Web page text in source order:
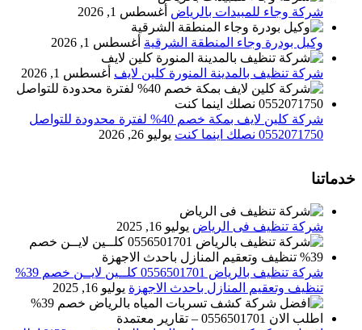
شركة وجاء للمبيدات بالرياض أغسطس 1, 2026
وكيل بودرة وجاء المنطقة الشرقية أغسطس 1, 2026
شركة تنظيف بالمدينة المنورة كلين لايف أغسطس 1, 2026
شركة كلين لايف بمكة خصم 40% لفترة محدودة للتواصل
0552071750 نصلك اينما كنت
يوليو 26, 2026
خدماتنا
شركة تنظيف فى الرياض يوليو 16, 2025
شركة تنظيف بالرياض 0556501701 كلــين لايــن خصم 39%
تنظيف وتعقيم المنازل باحدث الاجهزة يوليو 16, 2025